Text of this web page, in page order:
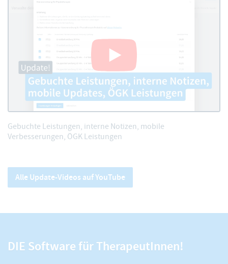
Gebuchte Leistungen, interne Notizen, mobile
Verbesserungen, ÖGK Leistungen
Alle Update-Videos auf YouTube
DIE Software für TherapeutInnen!